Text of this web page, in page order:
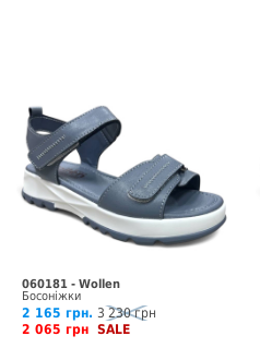
060181 - Wollen
Босоніжки
2 165 грн. 3 230 грн
2 065 грн SALE